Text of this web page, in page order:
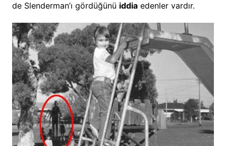
de Slenderman’ı gördüğünü iddiaedenler vardır.